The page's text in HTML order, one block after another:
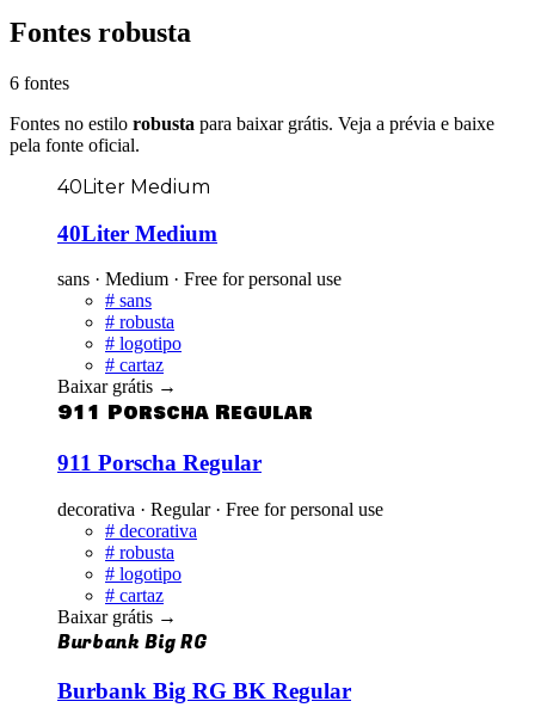
Fontes robusta
6 fontes
Fontes no estilo robusta para baixar grátis. Veja a prévia e baixe
pela fonte oficial.
40Liter Medium
40Liter Medium
sans · Medium · Free for personal use
# sans
# robusta
# logotipo
# cartaz
Baixar grátis →
911 Porscha Regular
911 Porscha Regular
decorativa · Regular · Free for personal use
# decorativa
# robusta
# logotipo
# cartaz
Baixar grátis →
Burbank Big RG
Burbank Big RG BK Regular